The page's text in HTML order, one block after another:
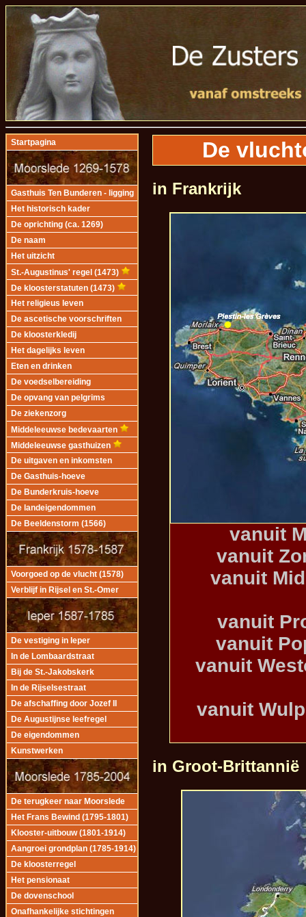
Startpagina
Gasthuis Ten Bunderen - ligging
Het historisch kader
De oprichting (ca. 1269)
De naam
Het uitzicht
St.-Augustinus' regel (1473)
De kloosterstatuten (1473)
Het religieus leven
De ascetische voorschriften
De kloosterkledij
Het dagelijks leven
Eten en drinken
De voedselbereiding
De opvang van pelgrims
De ziekenzorg
Middeleeuwse bedevaarten
Middeleeuwse gasthuizen
De uitgaven en inkomsten
De Gasthuis-hoeve
De Bunderkruis-hoeve
De landeigendommen
De Beeldenstorm (1566)
Voorgoed op de vlucht (1578)
Verblijf in Rijsel en St.-Omer
De vestiging in Ieper
In de Lombaardstraat
Bij de St.-Jakobskerk
In de Rijselsestraat
De afschaffing door Jozef II
De Augustijnse leefregel
De eigendommen
Kunstwerken
De terugkeer naar Moorslede
Het Frans Bewind (1795-1801)
Klooster-uitbouw (1801-1914)
Aangroei grondplan (1785-1914)
De kloosterregel
Het pensionaat
De dovenschool
Onafhankelijke stichtingen
De
in Frankrijk
vanuit
vanuit
vanuit
vanuit
vanuit
vanuit
vanuit
in Groot-Brittannië